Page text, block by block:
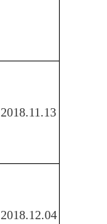
2018.11.13
2018.12.04